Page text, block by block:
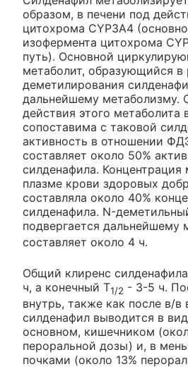
образом, в печени под
цитохрома CYP3A4
изофермента цитохрома
путь). Основной
метаболит, образующийся в
деметилирования
дальнейшему метаболизму.
действия этого
сопоставима с таковой
активность в отношении
составляет около 50%
силденафила. Концентрация
плазме крови здоровых
составляла около 40%
силденафила. N-
подвергается дальнейшему
составляет около 4 ч.
Общий клиренс
ч, а конечный Т1/2 - 3-5 ч.
внутрь, также как после в/в
силденафил выводится в
основном, кишечником
пероральной дозы) и, в
почками (около 13%